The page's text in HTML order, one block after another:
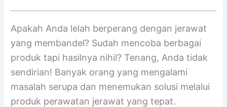
Apakah Anda lelah berperang dengan jerawat
yang membandel? Sudah mencoba berbagai
produk tapi hasilnya nihil? Tenang, Anda tidak
sendirian! Banyak orang yang mengalami
masalah serupa dan menemukan solusi melalui
produk perawatan jerawat yang tepat.